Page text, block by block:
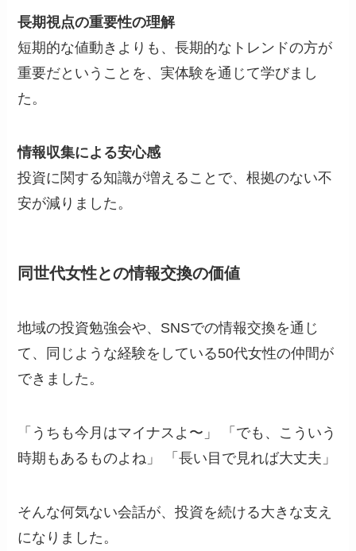
長期視点の重要性の理解
短期的な値動きよりも、長期的なトレンドの方が
重要だということを、実体験を通じて学びまし
た。
情報収集による安心感
投資に関する知識が増えることで、根拠のない不
安が減りました。
同世代女性との情報交換の価値
地域の投資勉強会や、SNSでの情報交換を通じ
て、同じような経験をしている50代女性の仲間が
できました。
「うちも今月はマイナスよ〜」 「でも、こういう
時期もあるものよね」 「長い目で見れば大丈夫」
そんな何気ない会話が、投資を続ける大きな支え
になりました。